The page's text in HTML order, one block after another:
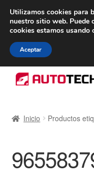
De lunes a
navegación
al
Carro
Inicio Productos
Utilizamos cookies para
nuestro sitio web. Puede
cookies estamos usando
Aceptar